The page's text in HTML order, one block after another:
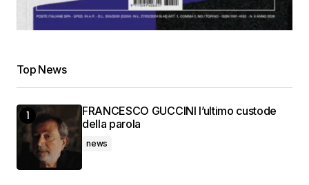
Top News
FRANCESCO GUCCINI l’ultimo custode
della parola
news